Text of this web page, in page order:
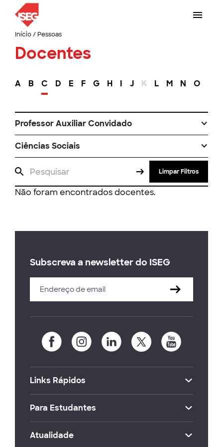
Início/ Pessoas
Docentes
A B C D E F G H I J K L M N O
Professor Auxiliar Convidado
Ciências Sociais
Limpar Filtros
Não foram encontrados docentes.
Subscreva a newsletter do ISEG
Links Rápidos
Para Estudantes
Atualidade